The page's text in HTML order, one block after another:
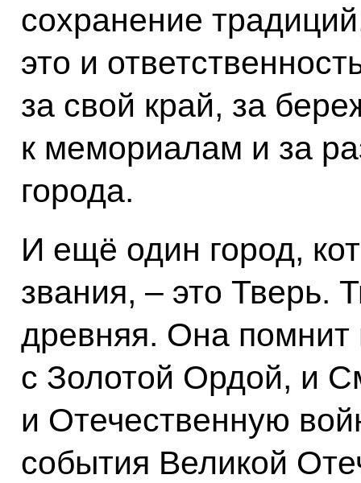
сохранение
это и
за свой край, за
к мемориалам и за
города.
И ещё один город,
звания, – это Тверь.
древняя. Она помнит
с Золотой Ордой, и
и Отечественную
события Великой